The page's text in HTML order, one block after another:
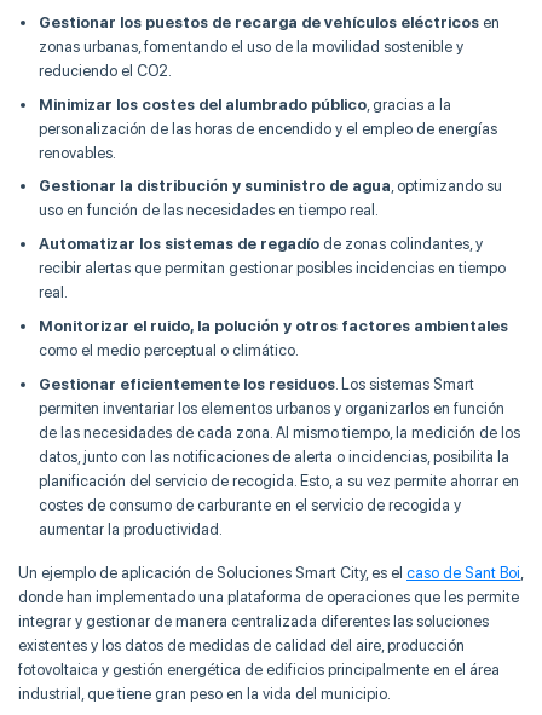
Gestionar los puestos de recarga de vehículos eléctricosen
zonas urbanas, fomentando el uso de la movilidad sostenible y
reduciendo el CO2.
Minimizar los costes del alumbrado público, gracias a la
personalización de las horas de encendido y el empleo de energías
renovables.
Gestionar la distribución y suministro de agua, optimizando su
uso en función de las necesidades en tiempo real.
Automatizar los sistemas de regadíode zonas colindantes, y
recibir alertas que permitan gestionar posibles incidencias en tiempo
real.
Monitorizar el ruido, la polución y otros factores ambientales
como el medio perceptual o climático.
Gestionar eficientemente los residuos. Los sistemas Smart
permiten inventariar los elementos urbanos y organizarlos en función
de las necesidades de cada zona. Al mismo tiempo, la medición de los
datos, junto con las notificaciones de alerta o incidencias, posibilita la
planificación del servicio de recogida. Esto, a su vez permite ahorrar en
costes de consumo de carburante en el servicio de recogida y
aumentar la productividad.
Un ejemplo de aplicación de Soluciones Smart City, es el caso de Sant Boi,
donde han implementado una plataforma de operaciones que les permite
integrar y gestionar de manera centralizada diferentes las soluciones
existentes y los datos de medidas de calidad del aire, producción
fotovoltaica y gestión energética de edificios principalmente en el área
industrial, que tiene gran peso en la vida del municipio.